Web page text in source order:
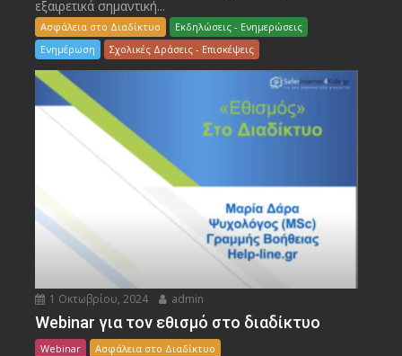
εξαιρετικά σημαντική...
Ασφάλεια στο Διαδίκτυο
Εκδηλώσεις - Ενημερώσεις
Ενημέρωση
Σχολικές Δράσεις - Επισκέψεις
1 Οκτωβρίου, 2024 admin
Webinar για τον εθισμό στο διαδίκτυο
Webinar Ασφάλεια στο Διαδίκτυο